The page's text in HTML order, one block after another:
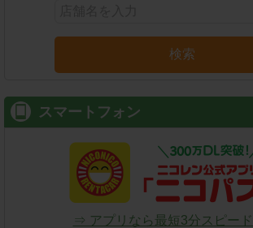
検索
スマートフォン
⇒ アプリなら最短3分スピード